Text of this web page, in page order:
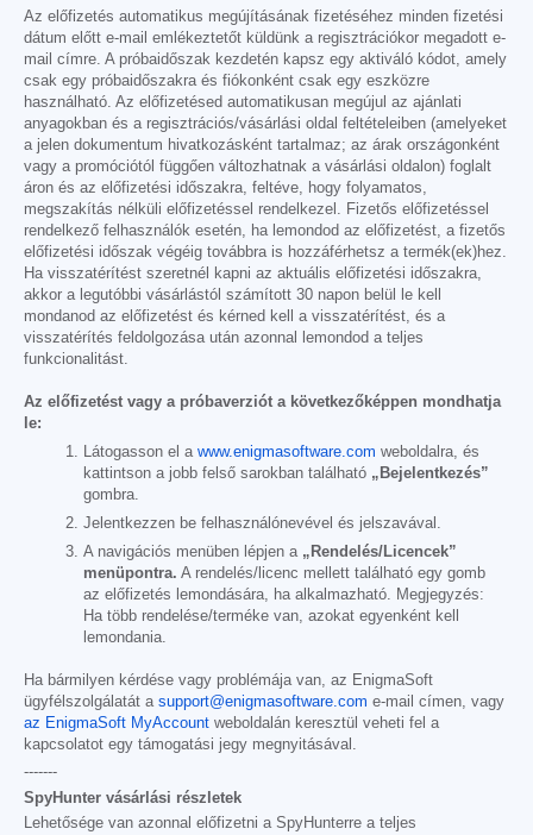
Az előfizetés automatikus megújításának fizetéséhez minden fizetési
dátum előtt e-mail emlékeztetőt küldünk a regisztrációkor megadott e-
mail címre. A próbaidőszak kezdetén kapsz egy aktiváló kódot, amely
csak egy próbaidőszakra és fiókonként csak egy eszközre
használható. Az előfizetésed automatikusan megújul az ajánlati
anyagokban és a regisztrációs/vásárlási oldal feltételeiben (amelyeket
a jelen dokumentum hivatkozásként tartalmaz; az árak országonként
vagy a promóciótól függően változhatnak a vásárlási oldalon) foglalt
áron és az előfizetési időszakra, feltéve, hogy folyamatos,
megszakítás nélküli előfizetéssel rendelkezel. Fizetős előfizetéssel
rendelkező felhasználók esetén, ha lemondod az előfizetést, a fizetős
előfizetési időszak végéig továbbra is hozzáférhetsz a termék(ek)hez.
Ha visszatérítést szeretnél kapni az aktuális előfizetési időszakra,
akkor a legutóbbi vásárlástól számított 30 napon belül le kell
mondanod az előfizetést és kérned kell a visszatérítést, és a
visszatérítés feldolgozása után azonnal lemondod a teljes
funkcionalitást.
Az előfizetést vagy a próbaverziót a következőképpen mondhatja
le:
Látogasson el a www.enigmasoftware.com weboldalra, és
kattintson a jobb felső sarokban található „Bejelentkezés”
gombra.
Jelentkezzen be felhasználónevével és jelszavával.
A navigációs menüben lépjen a „Rendelés/Licencek”
menüpontra. A rendelés/licenc mellett található egy gomb
az előfizetés lemondására, ha alkalmazható. Megjegyzés:
Ha több rendelése/terméke van, azokat egyenként kell
lemondania.
Ha bármilyen kérdése vagy problémája van, az EnigmaSoft
ügyfélszolgálatát a support@enigmasoftware.com e-mail címen, vagy
az EnigmaSoft MyAccount weboldalán keresztül veheti fel a
kapcsolatot egy támogatási jegy megnyitásával.
-------
SpyHunter vásárlási részletek
Lehetősége van azonnal előfizetni a SpyHunterre a teljes